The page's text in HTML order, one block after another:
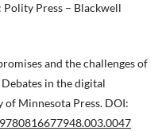
Press – Blackwell
and the challenges of
in the digital
Minnesota Press. DOI: